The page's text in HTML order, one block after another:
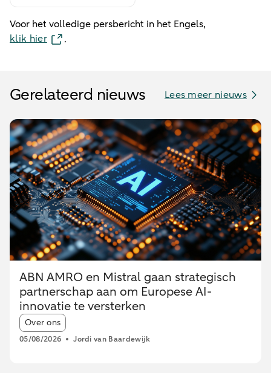
Voor het volledige persbericht in het Engels,
klik hier
.
Gerelateerd nieuws Lees meer nieuws
ABN AMRO en Mistral gaan strategisch
partnerschap aan om Europese AI-
innovatie te versterken
Article tags:
Over ons
05/08/2026 Jordi van Baardewijk